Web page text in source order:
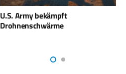
Ukraine: Neue Truppengattung
Unbemannte Systeme